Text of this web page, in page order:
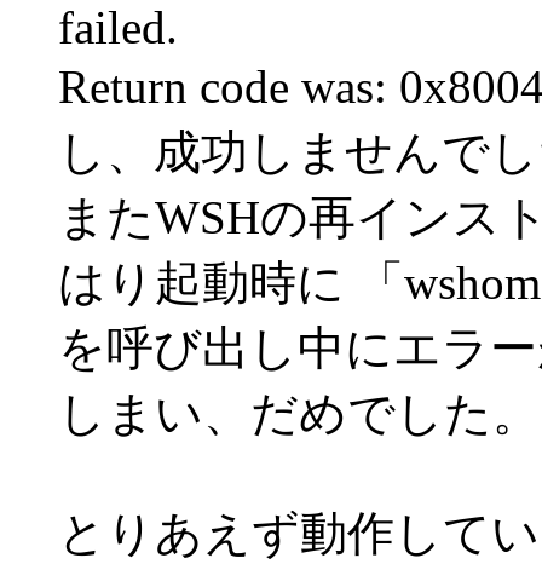
failed.
Return code was:
し、成功しませんで
またWSHの再インス
はり起動時に 「
を呼び出し中にエラ
しまい、だめでした。
とりあえず動作して